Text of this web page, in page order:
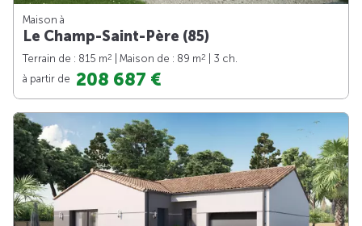
Maison à
Le Champ-Saint-Père (85)
Terrain de : 815 m2 | Maison de : 89 m2
| 3 ch.
à partir de 208 687 €